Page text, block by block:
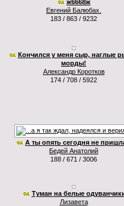
ж6668ж
Евгений Балюбах.
183 / 863 / 9232
Кончился у меня сыр, наглые
морды!
Александр Коротков
174 / 708 / 5922
А ты опять сегодня не
Бедей Анатолий
188 / 671 / 3006
Туман на белые
Лизавета